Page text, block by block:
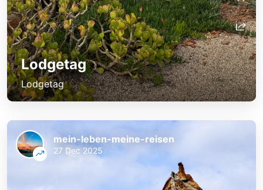
Lodgetag
Lodgetag
mein-leben-meine-reisen
27 Dec 2025